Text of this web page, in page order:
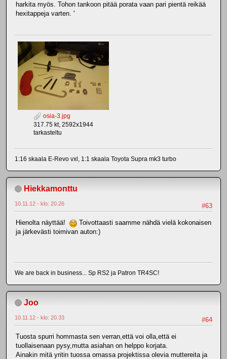
harkita myös. Tohon tankoon pitää porata vaan pari pientä reikää
hexitappeja varten. '
osia-3.jpg
317.75 kt, 2592x1944
tarkasteltu
1:16 skaala E-Revo vxl, 1:1 skaala Toyota Supra mk3 turbo
Hiekkamonttu
#63
10.11.12 - klo: 20.26
Hienolta näyttää!
Toivottaasti saamme nähdä vielä kokonaisen
ja järkevästi toimivan auton:)
We are back in business... Sp RS2 ja Patron TR4SC!
Joo
#64
10.11.12 - klo: 20.33
Tuosta spurri hommasta sen verran,että voi olla,että ei
tuollaisenaan pysy,mutta asiahan on helppo korjata.
Ainakin mitä yritin tuossa omassa projektissa olevia muttereita ja